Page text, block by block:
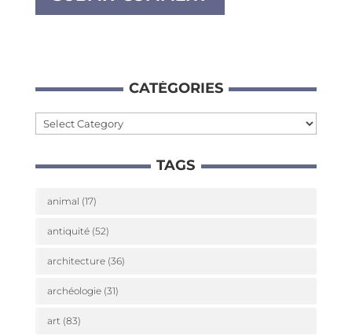
CATÉ­GO­RIES
Caté­
ries
TAGS
animal (17)
antiquité(52)
architecture(36)
archéologie(31)
art(83)